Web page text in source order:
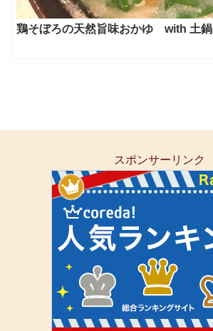
鶏そぼろの天然旨味おかゆ with 土鍋
スポンサーリンク